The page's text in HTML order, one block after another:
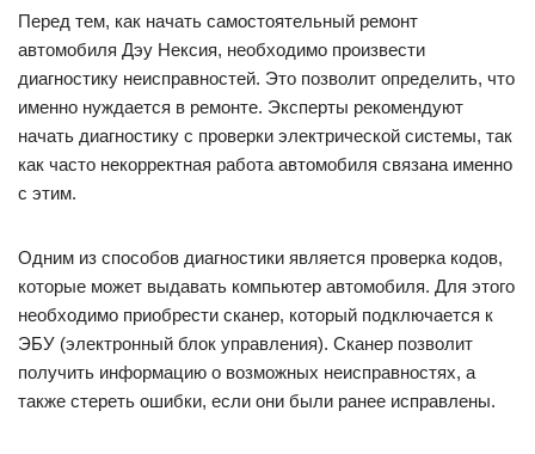
Перед тем, как начать самостоятельный ремонт
автомобиля Дэу Нексия, необходимо произвести
диагностику неисправностей. Это позволит определить, что
именно нуждается в ремонте. Эксперты рекомендуют
начать диагностику с проверки электрической системы, так
как часто некорректная работа автомобиля связана именно
с этим.
Одним из способов диагностики является проверка кодов,
которые может выдавать компьютер автомобиля. Для этого
необходимо приобрести сканер, который подключается к
ЭБУ (электронный блок управления). Сканер позволит
получить информацию о возможных неисправностях, а
также стереть ошибки, если они были ранее исправлены.